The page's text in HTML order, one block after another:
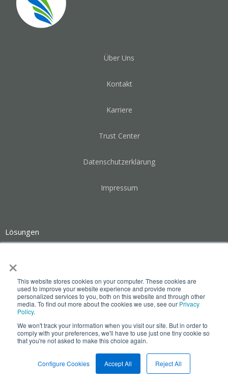
×
This website stores cookies on your computer. These cookies are
used to improve your website experience and provide more
personalized services to you, both on this website and through other
media. To find out more about the cookies we use, see our Privacy
Policy.
We won't track your information when you visit our site. But in order to
comply with your preferences, we'll have to use just one tiny cookie so
that you're not asked to make this choice again.
Configure Cookies Accept All Reject All
Über Uns
Kontakt
Karriere
Trust Center
Datenschutzerklärung
Impressum
Lösungen
Packaging Data Collection
Declarable Substances Data Collection
Chemical Marketability Data Collection
Registration Management